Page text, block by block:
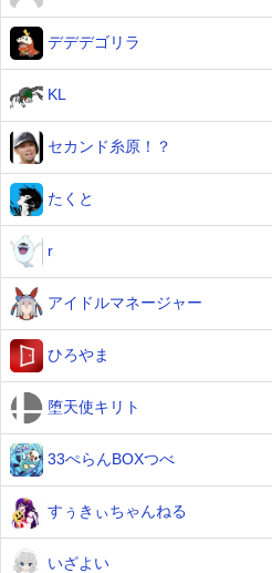
デデデゴリラ
KL
セカンド糸原！？
たくと
r
アイドルマネージャー
ひろやま
堕天使キリト
33ぺらんBOXつべ
すぅきぃちゃんねる
いざよい